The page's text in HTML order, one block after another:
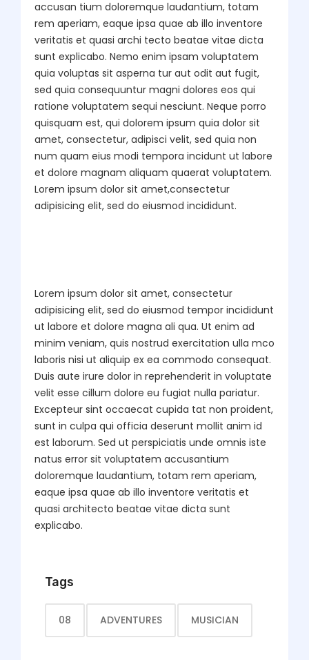
accusan tium doloremque laudantium, totam
rem aperiam, eaque ipsa quae ab illo inventore
veritatis et quasi archi tecto beatae vitae dicta
sunt explicabo. Nemo enim ipsam voluptatem
quia voluptas sit asperna tur aut odit aut fugit,
sed quia consequuntur magni dolores eos qui
ratione voluptatem sequi nesciunt. Neque porro
quisquam est, qui dolorem ipsum quia dolor sit
amet, consectetur, adipisci velit, sed quia non
num quam eius modi tempora incidunt ut labore
et dolore magnam aliquam quaerat voluptatem.
Lorem ipsum dolor sit amet,consectetur
adipisicing elit, sed do eiusmod incididunt.
Lorem ipsum dolor sit amet, consectetur
adipisicing elit, sed do eiusmod tempor incididunt
ut labore et dolore magna ali qua. Ut enim ad
minim veniam, quis nostrud exercitation ulla mco
laboris nisi ut aliquip ex ea commodo consequat.
Duis aute irure dolor in reprehenderit in voluptate
velit esse cillum dolore eu fugiat nulla pariatur.
Excepteur sint occaecat cupida tat non proident,
sunt in culpa qui officia deserunt mollit anim id
est laborum. Sed ut perspiciatis unde omnis iste
natus error sit voluptatem accusantium
doloremque laudantium, totam rem aperiam,
eaque ipsa quae ab illo inventore veritatis et
quasi architecto beatae vitae dicta sunt
explicabo.
Tags
08 ADVENTURES MUSICIAN